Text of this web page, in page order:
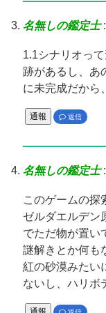
名無しの鑑定士:
1.1シナリオっ
跡があるし、あ
に未完成だから
通報 返信
名無しの鑑定士:
このゲームの探
ゼルダエルデン
でただ物が置い
謎解きとか何も
紅の砂漠みたい
ないし、ハリボ